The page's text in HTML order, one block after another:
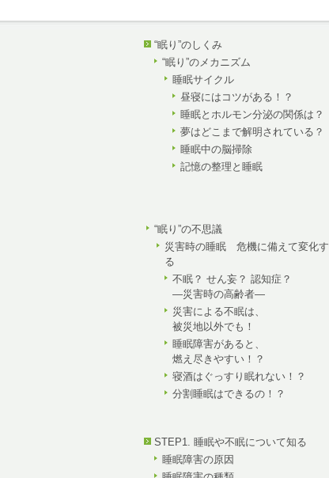
“眠り”のしくみ
“眠り”のメカニズム
睡眠サイクル
昼寝にはコツがある！？
睡眠とホルモン分泌の関係は？
夢はどこまで解明されている？
睡眠中の脳掃除
記憶の整理と睡眠
“眠り”の不思議
災害時の睡眠 危機に備えて変化す
る
不眠？ せん妄？ 認知症？
—災害時の高齢者—
災害による不眠は、
被災地以外でも！
睡眠障害があると、
燃え尽きやすい！？
寝酒はぐっすり眠れない！？
分割睡眠はできるの！？
STEP1. 睡眠や不眠について知る
睡眠障害の原因